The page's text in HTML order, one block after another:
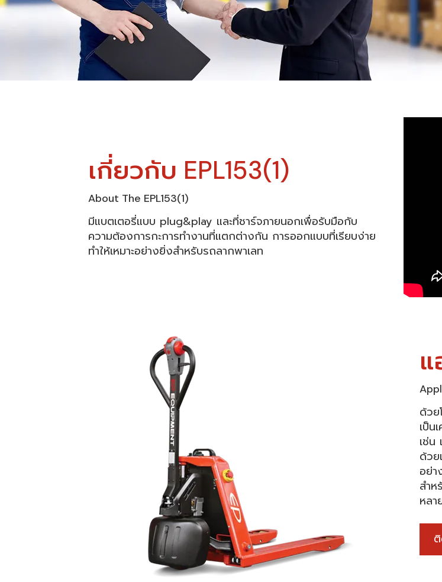
เกี่ยวกับ EPL153(1)
About The EPL153(1)
มีแบตเตอรี่แบบ plug&play และที่ชาร์จภายนอกเพื่อรับมือกับ
ความต้องการกะการทำงานที่แตกต่างกัน การออกแบบที่เรียบง่าย
ทำให้เหมาะอย่างยิ่งสำหรับรถลากพาเลท
ด้วย
เป็
เช่
ด้ว
อย่า
สำห
หลา